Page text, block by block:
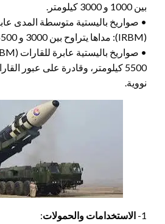
بين 1000 و 3000 كيلومتر.
• صواريخ باليستية متوسطة المدى
(IRBM): مداها يتراوح بين 3000 و 5500 كيلومتر.
5500 كيلومتر، وقادرة على عبور
نووية.
1- الاستخدامات والحمولات: